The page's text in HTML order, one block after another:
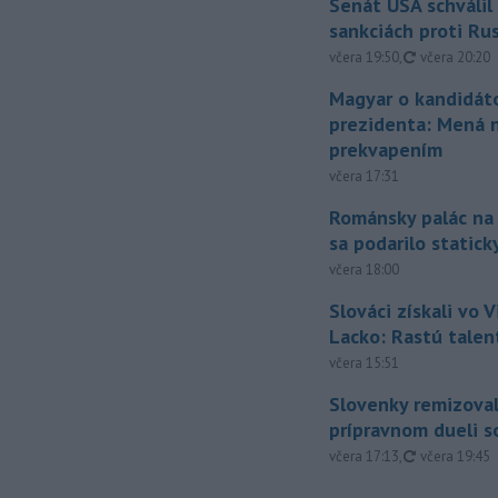
sankciách proti
včera 19:50, aktualizované
včera 20:20
Magyar o
prezidenta: Mená
prekvapením
včera 17:31
Románsky palác
sa podarilo
včera 18:00
Slováci získali vo
Lacko: Rastú
včera 15:51
Slovenky
prípravnom dueli
včera 17:13, aktualizované
včera 19:45